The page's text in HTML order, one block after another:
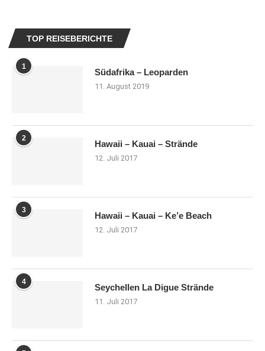
TOP REISEBERICHTE
1
Südafrika – Leoparden
11. August 2019
2
Hawaii – Kauai – Strände
12. Juli 2017
3
Hawaii – Kauai – Ke’e Beach
12. Juli 2017
4
Seychellen La Digue Strände
11. Juli 2017